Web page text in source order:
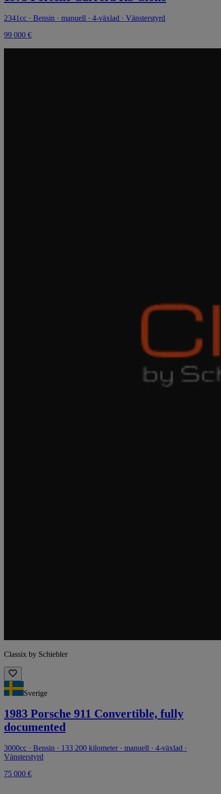
2341cc · Bensin · manuell · 4-växlad · Vänsterstyrd
99 000 €
Classix by Schiebler
Sverige
1983 Porsche 911 Convertible, fully
documented
3000cc · Bensin · 133 200 kilometer · manuell · 4-växlad ·
Vänsterstyrd
75 000 €